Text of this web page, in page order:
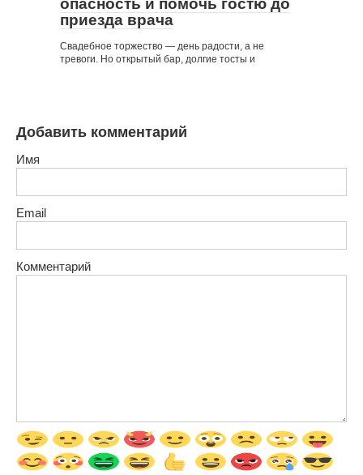
опасность и помочь гостю до
приезда врача
Свадебное торжество — день радости, а не
тревоги. Но открытый бар, долгие тосты и
Добавить комментарий
Имя
Email
Комментарий